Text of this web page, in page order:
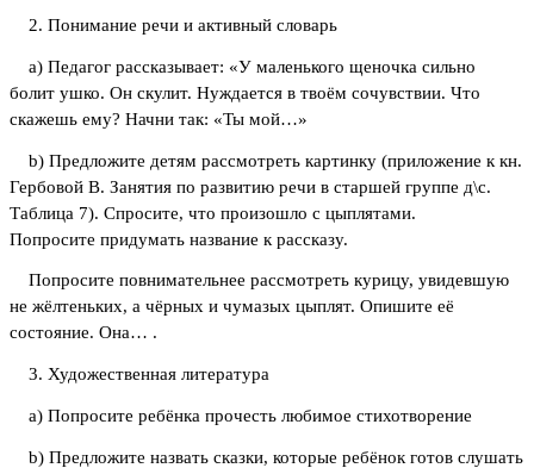
2. Понимание речи и активный словарь
a) Педагог рассказывает: «У маленького щеночка сильно
болит ушко. Он скулит. Нуждается в твоём сочувствии. Что
скажешь ему? Начни так: «Ты мой…»
b) Предложите детям рассмотреть картинку (приложение к кн.
Гербовой В. Занятия по развитию речи в старшей группе д\с.
Таблица 7). Спросите, что произошло с цыплятами.
Попросите придумать название к рассказу.
Попросите повнимательнее рассмотреть курицу, увидевшую
не жёлтеньких, а чёрных и чумазых цыплят. Опишите её
состояние. Она… .
3. Художественная литература
a) Попросите ребёнка прочесть любимое стихотворение
b) Предложите назвать сказки, которые ребёнок готов слушать